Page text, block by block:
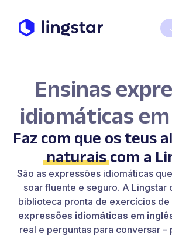
Ensinas
idiomáticas
Faz com que os teus
naturaiscom a
São as expressões idiomáticas
soar fluente e seguro. A Lingstar
biblioteca pronta de exercícios
expressões idiomáticas em
real e perguntas para conversar –